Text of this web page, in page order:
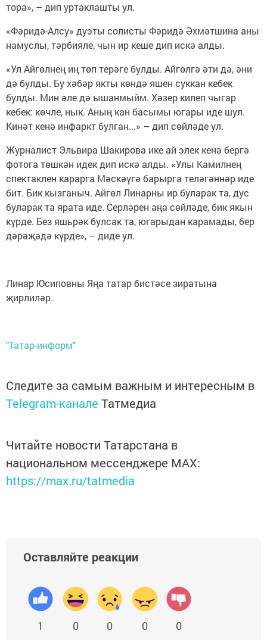
тора», – дип уртаклашты ул.
«Фәридә-Алсу» дуэты солисты Фәридә Әхмәтшина аны
намуслы, тәрбияле, чын ир кеше дип искә алды.
«Ул Айгөлнең иң төп терәге булды. Айгөлгә әти дә, әни
дә булды. Бу хәбәр якты көндә яшен суккан кебек
булды. Мин әле дә ышанмыйм. Хәзер килеп чыгар
кебек: көчле, нык. Аның кан басымы югары иде шул.
Кинәт кенә инфаркт булган...» – дип сөйләде ул.
Журналист Эльвира Шакирова ике ай элек кенә бергә
фотога төшкән идек дип искә алды. «Улы Камилнең
спектаклен карарга Мәскәүгә барырга теләгәннәр иде
бит. Бик кызганыч. Айгөл Линарны ир буларак та, дус
буларак та ярата иде. Серләрен аңа сөйләде, бик якын
күрде. Без яшьрәк булсак та, югарыдан карамады, бер
дәрәҗәдә күрде», – диде ул.
Линар Юсиповны Яңа татар бистәсе зиратына
җирлиләр.
"Татар-информ"
Следите за самым важным и интересным в
Telegram-канале Татмедиа
Читайте новости Татарстана в
национальном мессенджере MАХ:
https://max.ru/tatmedia
Оставляйте реакции
1 0 0 0 0